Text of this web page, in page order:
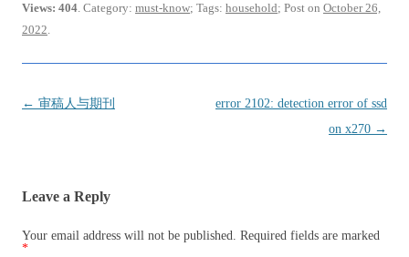
Views: 404. Category: must-know; Tags: household; Post on October 26,
2022.
Post
← 审稿人与期刊
error 2102: detection error of ssd
on x270 →
Leave a Reply
Your email address will not be published. Required fields are marked
*